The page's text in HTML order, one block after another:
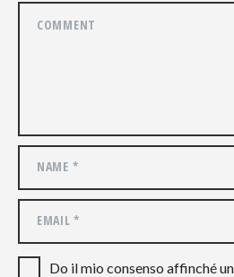
Do il mio consenso affinché